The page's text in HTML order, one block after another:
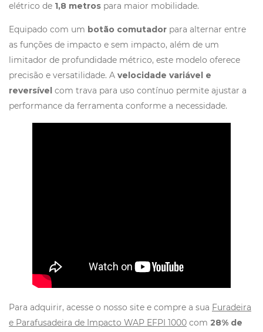
elétrico de 1,8 metros para maior mobilidade.
Equipado com um botão comutador para alternar entre
as funções de impacto e sem impacto, além de um
limitador de profundidade métrico, este modelo oferece
precisão e versatilidade. A velocidade variável e
reversível com trava para uso contínuo permite ajustar a
performance da ferramenta conforme a necessidade.
Para adquirir, acesse o nosso site e compre a sua Furadeira
e Parafusadeira de Impacto WAP EFPI 1000 com 28% de